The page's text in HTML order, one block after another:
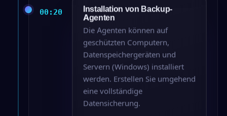
00:20
Installation von Backup-
Agenten
Die Agenten können auf
geschützten Computern,
Datenspeichergeräten und
Servern (Windows) installiert
werden. Erstellen Sie umgehend
eine vollständige
Datensicherung.